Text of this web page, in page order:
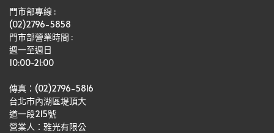
門市部專線 :
(02)2796-5858
門市部營業時間 :
週一至週日
10:00~21:00
傳真：(02)2796-5816
台北市內湖區堤頂大
道一段215號
營業人：雅光有限公